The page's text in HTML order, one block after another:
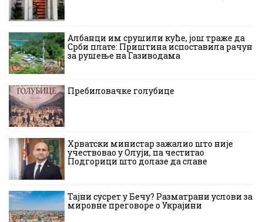
Албанци им срушили куће, још траже да
Срби плате: Приштина испоставила рачун
за рушење на Газиводама
Пребиловачке голубице
Хрватски министар зажалио што није
учествовао у Олуји, па честитао
Подгорици што долазе да славе
Тајни сусрет у Бечу? Разматрани услови за
мировне преговоре о Украјини